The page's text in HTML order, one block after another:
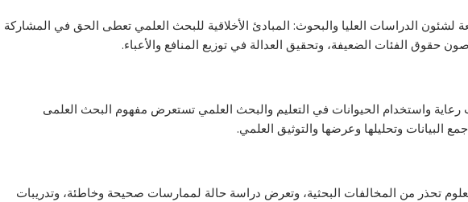
لشئون الدراسات العليا والبحوث: المبادئ الأخلاقية للبحث العلمي تعطى الحق في المشاركة
حقوق الفئات الضعيفة، وتحقيق العدالة في توزيع المنافع والأعباء.
رعاية واستخدام الحيوانات في التعليم والبحث العلمي تستعرض مفهوم البحث العلمى
البيانات وتحليلها وعرضها والتوثيق العلمي.
تحذر من المخالفات البحثية، وتعرض دراسة حالة لممارسات صحيحة وخاطئة، وتدريبات